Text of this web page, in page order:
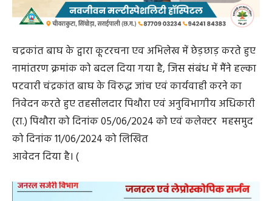
चद्रकांत बाघ के द्वारा कूटरचना एव अभिलेख में छेड़छाड़ करते हुए
नामांतरण क्रमांक को बदल दिया गया है, जिस संबंध में मैंने हल्का
पटवारी चंद्रकांत बाघ के विरुद्ध जांच एवं कार्यवाही करने का
निवेदन करते हुए तहसीलदार पिथौरा एवं अनुविभागीय अधिकारी
(रा.) पिथौरा को दिनांक 05/06/2024 को एवं कलेक्टर महसमुद
को दिनांक 11/06/2024 को लिखित
आवेदन दिया है। (